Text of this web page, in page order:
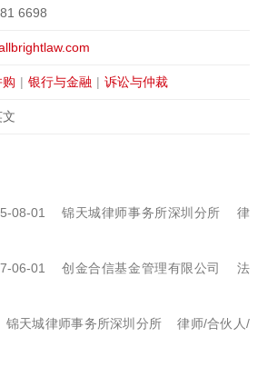
6698
| 银行与金融 | 诉讼与仲裁
08-01 锦天城律师事务所深圳分所 律
06-01 创金合信基金管理有限公司 法
天城律师事务所深圳分所 律师/合伙人/